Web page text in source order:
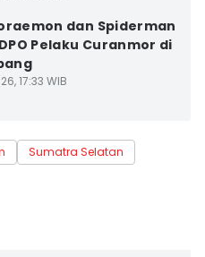
dan Spiderman
Pelaku Curanmor di
17:33 WIB
Sumatra Selatan